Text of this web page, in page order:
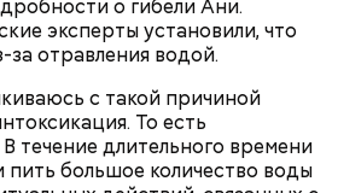
о гибели Ани.
эксперты установили, что
за отравления водой.
с такой причиной
То есть
течение длительного времени
пить большое количество воды
к кончине их сына не
задержали, он
подсыпал в морс и утверждал,
в бутылкунекие